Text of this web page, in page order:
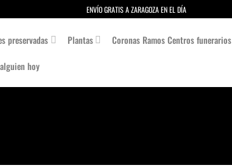
ENVÍO GRATIS A ZARAGOZA EN EL DÍA
preservadas Plantas Coronas Ramos Centros funerarios
hoy